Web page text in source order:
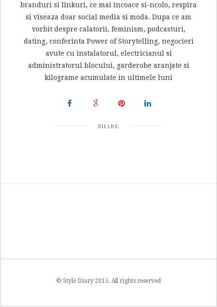
branduri si linkuri, ce mai incoace si-ncolo, respira
si viseaza doar social media si moda. Dupa ce am
vorbit despre calatorii, feminism, podcasturi,
dating, conferinta Power of Storytelling, negocieri
avute cu instalatorul, electricianul si
administratorul blocului, garderobe aranjate si
kilograme acumulate in ultimele luni
SHARE
© Style Diary 2015. All rights reserved